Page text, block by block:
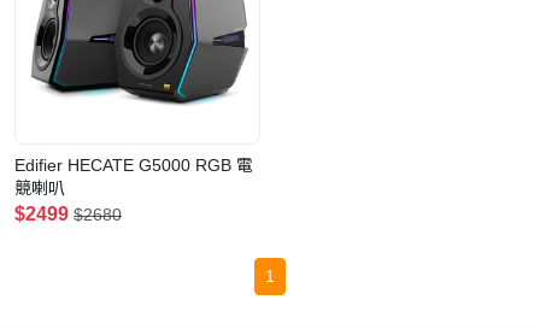
Edifier HECATE G5000 RGB 電
競喇叭
$2499 $2680
1